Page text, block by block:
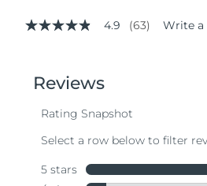
4.9
stars,
average
value.
Same
page
4.9 (63) Write a